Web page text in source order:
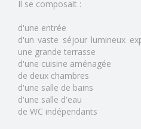
Il se composait :
d'une entrée
d'un vaste séjour lumineux
une grande terrasse
d'une cuisine aménagée
de deux chambres
d'une salle de bains
d'une salle d'eau
de WC indépendants